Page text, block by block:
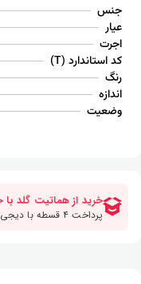
جنس
عیار
اجرت
کد استاندارد (T)
رنگ
اندازه
وضعیت